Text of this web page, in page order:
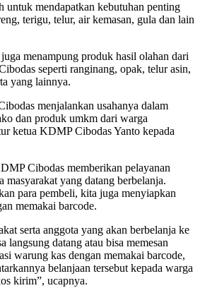
untuk mendapatkan kebutuhan penting
terigu, telur, air kemasan, gula dan lain
menampung produk hasil olahan dari
seperti ranginang, opak, telur asin,
yang lainnya.
menjalankan usahanya dalam
dan produk umkm dari warga
ketua KDMP Cibodas Yanto kepada
Cibodas memberikan pelayanan
masyarakat yang datang berbelanja.
para pembeli, kita juga menyiapkan
memakai barcode.
serta anggota yang akan berbelanja ke
langsung datang atau bisa memesan
warung kas dengan memakai barcode,
belanjaan tersebut kepada warga
kirim”, ucapnya.